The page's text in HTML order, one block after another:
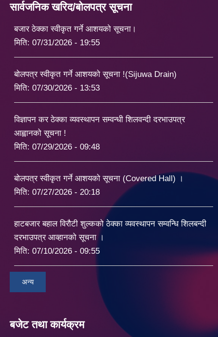
सार्वजनिक खरिद/बोलपत्र सूचना
बजार ठेक्का स्वीकृत गर्ने आशयको सूचना।
मिति: 07/31/2026 - 19:55
बोलपत्र स्वीकृत गर्ने आशयको सूचना !(Sijuwa Drain)
मिति: 07/30/2026 - 13:53
विज्ञापन कर ठेक्का व्यवस्थापन सम्वन्धी शिलवन्दी दरभाउपत्र
आह्वानको सूचना !
मिति: 07/29/2026 - 09:48
बोलपत्र स्वीकृत गर्ने आशयको सूचना (Covered Hall) ।
मिति: 07/27/2026 - 20:18
हाटबजार बहाल विरौटी शुल्कको ठेक्का व्यवस्थापन सम्वन्धि शिलबन्दी
दरभाउपत्र आव्हानको सूचना ।
मिति: 07/10/2026 - 09:55
अन्य
बजेट तथा कार्यक्रम